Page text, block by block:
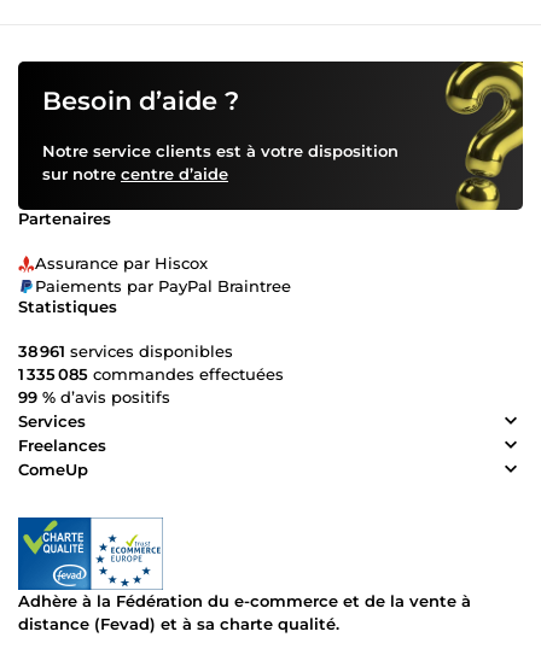
Besoin d’aide ?
Notre service clients est à votre disposition
sur notre centre d’aide
Partenaires
Assurance par Hiscox
Paiements par PayPal Braintree
Statistiques
38 961 services disponibles
1 335 085 commandes effectuées
99 % d’avis positifs
Services
Freelances
ComeUp
Adhère à la Fédération du e-commerce et de la vente à
distance (Fevad) et à sa charte qualité.